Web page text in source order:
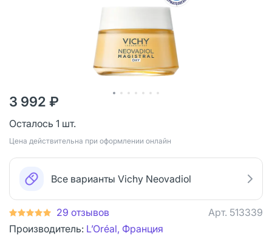
3 992 ₽
Осталось 1 шт.
Цена действительна при оформлении онлайн
Все варианты Vichy Neovadiol
29 отзывов Арт. 513339
Производитель: L’Oréal, Франция